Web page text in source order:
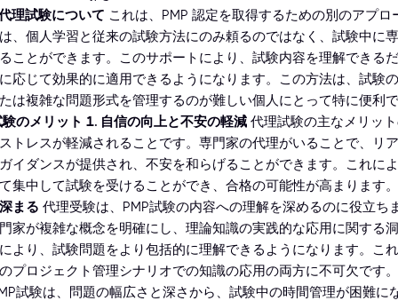
理試験について これは、PMP 認定を取得するための別のアプロ
、個人学習と従来の試験方法にのみ頼るのではなく、試験中に
ことができます。このサポートにより、試験内容を理解できる
応じて効果的に適用できるようになります。この方法は、試験
は複雑な問題形式を管理するのが難しい個人にとって特に便利
のメリット 1. 自信の向上と不安の軽減 代理試験の主なメリッ
トレスが軽減されることです。専門家の代理がいることで、リ
イダンスが提供され、不安を和らげることができます。これに
集中して試験を受けることができ、合格の可能性が高まります。
まる 代理受験は、PMP試験の内容への理解を深めるのに役立ち
家が複雑な概念を明確にし、理論知識の実践的な応用に関する
より、試験問題をより包括的に理解できるようになります。こ
プロジェクト管理シナリオでの知識の応用の両方に不可欠です。
試験は、問題の幅広さと深さから、試験中の時間管理が困難に